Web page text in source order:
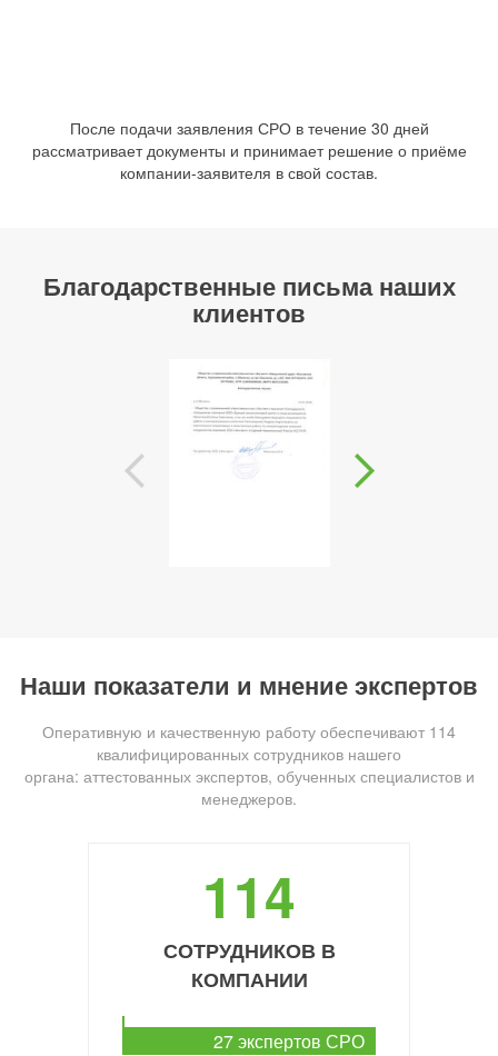
После подачи заявления СРО в течение 30 дней
рассматривает документы и принимает решение о приёме
компании-заявителя в свой состав.
Благодарственные письма наших
клиентов
Наши показатели и мнение экспертов
Оперативную и качественную работу обеспечивают 114
квалифицированных сотрудников нашего
органа: аттестованных экспертов, обученных специалистов и
менеджеров.
114
СОТРУДНИКОВ В
КОМПАНИИ
27 экспертов СРО